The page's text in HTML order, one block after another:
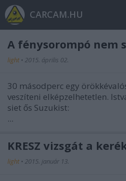
CARCAM.HU
A fénysorompó nem
light • 2015. április 02.
30 másodperc egy
veszíteni elképzelhetetlen.
siet ős Suzukist:
...
KRESZ vizsgát a
light • 2015. január 13.